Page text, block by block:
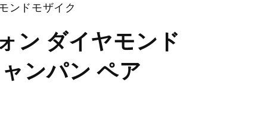
ンドモザイク
ン ダイヤモンド
ンパン ペア